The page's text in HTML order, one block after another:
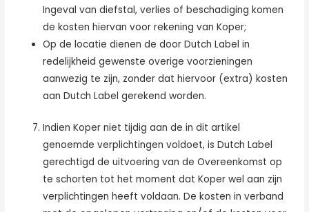
Ingeval van diefstal, verlies of beschadiging komen
de kosten hiervan voor rekening van Koper;
Op de locatie dienen de door Dutch Label in
redelijkheid gewenste overige voorzieningen
aanwezig te zijn, zonder dat hiervoor (extra) kosten
aan Dutch Label gerekend worden.
Indien Koper niet tijdig aan de in dit artikel
genoemde verplichtingen voldoet, is Dutch Label
gerechtigd de uitvoering van de Overeenkomst op
te schorten tot het moment dat Koper wel aan zijn
verplichtingen heeft voldaan. De kosten in verband